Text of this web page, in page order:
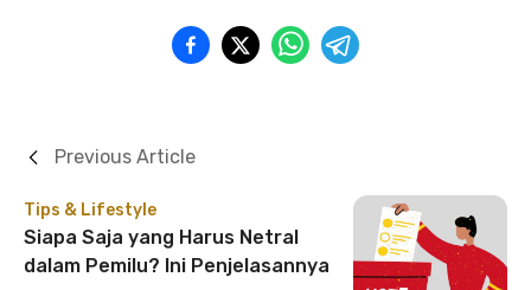
Tips & Lifestyle
Siapa Saja yang Harus Netral
dalam Pemilu? Ini Penjelasannya
Previous Article